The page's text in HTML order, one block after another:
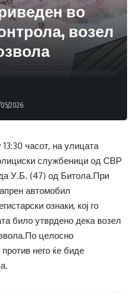
во
возел
2026
часот, на улицата
службеници од СВР
У.Б. (47) од Битола.При
автомобил
ознаки, кој го
било утврдено дека возел
целосно
него ќе биде